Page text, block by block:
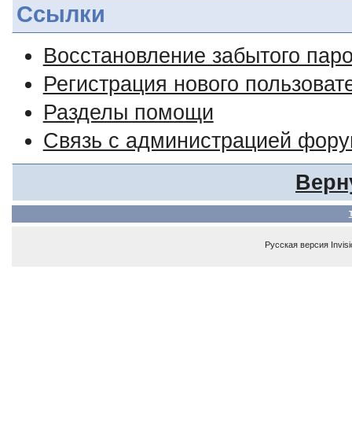
Ссылки
Восстановление забытого
Регистрация нового
Разделы помощи
Связь с администрацией
Русская версия